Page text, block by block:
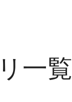
一覧